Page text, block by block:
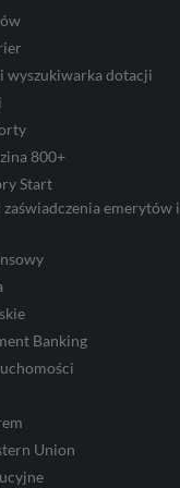
AUD
i wyszukiwarka dotacji
800+
Start
zaświadczenia emerytów i
Banking
Union